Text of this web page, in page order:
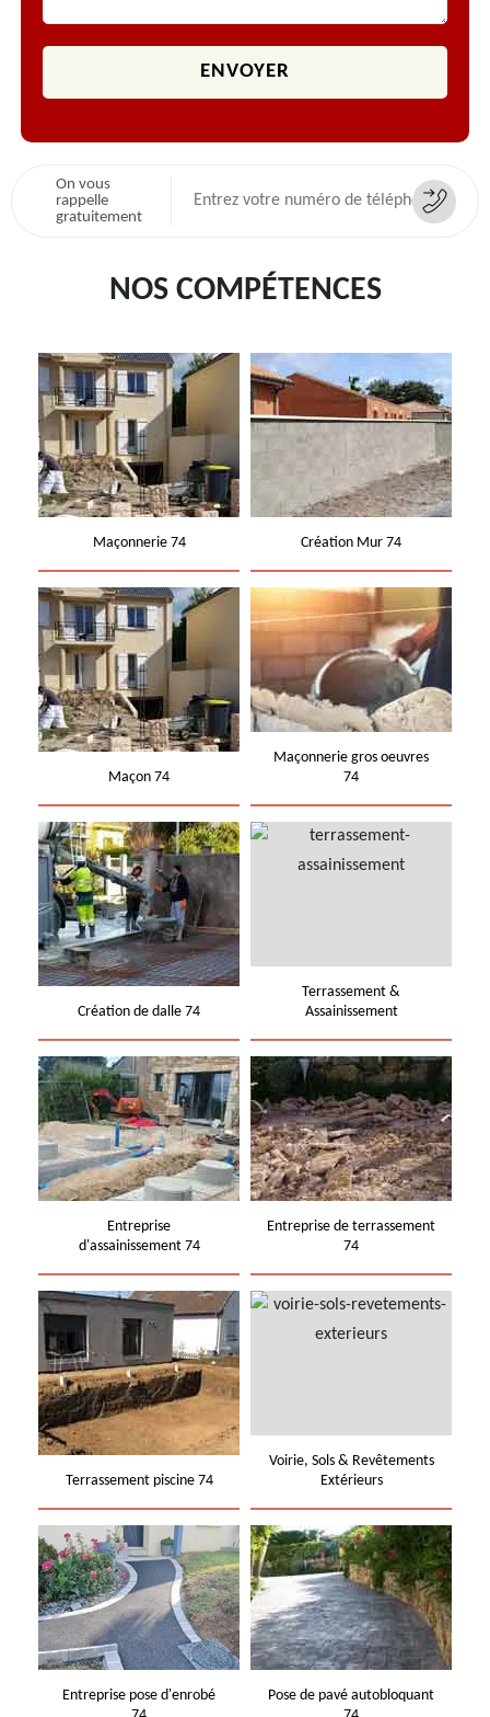
On vous
rappelle
gratuitement
NOS COMPÉTENCES
Maçonnerie 74 Création Mur 74
Maçon 74
Maçonnerie gros oeuvres
74
Création de dalle 74
Terrassement &
Assainissement
Entreprise
d'assainissement 74
Entreprise de terrassement
74
Terrassement piscine 74
Voirie, Sols & Revêtements
Extérieurs
Entreprise pose d'enrobé
Pose de pavé autobloquant